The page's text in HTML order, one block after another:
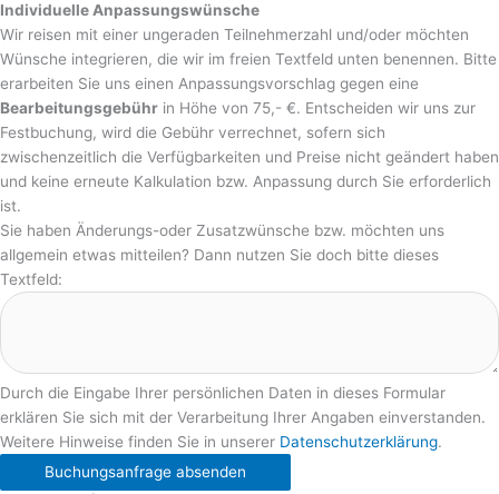
Individuelle Anpassungswünsche
Wir reisen mit einer ungeraden Teilnehmerzahl und/oder möchten
Wünsche integrieren, die wir im freien Textfeld unten benennen. Bitte
erarbeiten Sie uns einen Anpassungsvorschlag gegen eine
Bearbeitungsgebühr in Höhe von 75,- €. Entscheiden wir uns zur
Festbuchung, wird die Gebühr verrechnet, sofern sich
zwischenzeitlich die Verfügbarkeiten und Preise nicht geändert haben
und keine erneute Kalkulation bzw. Anpassung durch Sie erforderlich
ist.
Sie haben Änderungs-oder Zusatzwünsche bzw. möchten uns
allgemein etwas mitteilen? Dann nutzen Sie doch bitte dieses
Textfeld:
Durch die Eingabe Ihrer persönlichen Daten in dieses Formular
erklären Sie sich mit der Verarbeitung Ihrer Angaben einverstanden.
Weitere Hinweise finden Sie in unserer Datenschutzerklärung.
Buchungsanfrage absenden